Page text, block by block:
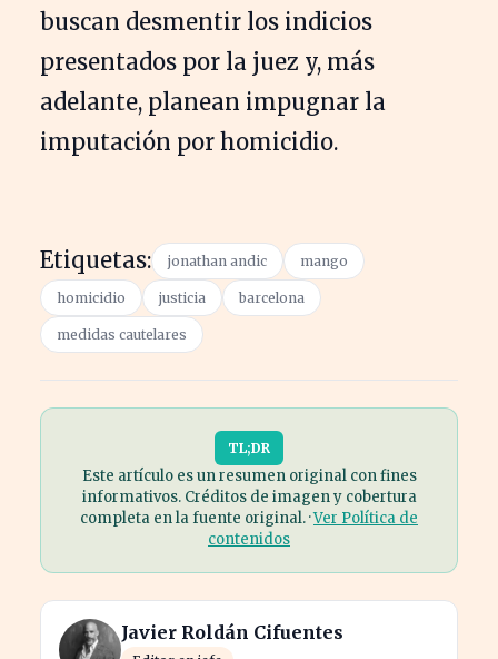
buscan desmentir los indicios
presentados por la juez y, más
adelante, planean impugnar la
imputación por homicidio.
Etiquetas: jonathan andic mango
homicidio justicia barcelona
medidas cautelares
TL;DR
Este artículo es un resumen original con fines
informativos. Créditos de imagen y cobertura
completa en la fuente original. ·Ver Política de
contenidos
Javier Roldán Cifuentes